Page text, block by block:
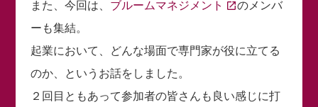
また、今回は、 ブルームマネジメント
のメンバ
ーも集結。
起業において、どんな場面で専門家が役に立てる
のか、というお話をしました。
２回目ともあって参加者の皆さんも良い感じに打